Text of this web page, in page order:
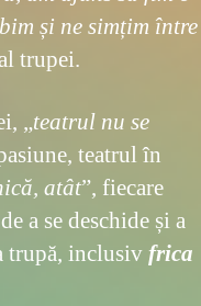
și ne simțim între
trupei.
„teatrul nu se
teatrul în
atât”, fiecare
a se deschide și a
trupă, inclusivfrica